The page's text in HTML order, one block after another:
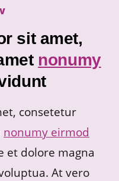
sit amet,
nonumy
consetetur
nonumy eirmod
dolore magna
At vero